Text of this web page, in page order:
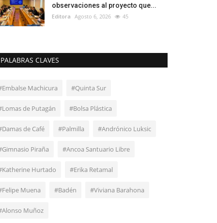
observaciones al proyecto que...
Editora Agosto 6, 2026 45
PALABRAS CLAVES
Machicura #Quinta Sur
de Putagán #Bolsa Plástica
de Café #Palmilla #Andrónico Luksic
Piraña #Ancoa Santuario Libre
Hurtado #Erika Retamal
Muena #Badén #Viviana Barahona
Muñoz